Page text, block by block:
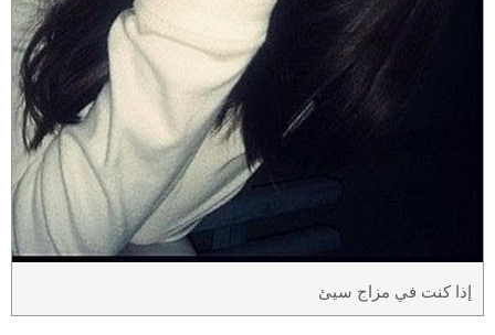
إذا كنت في مزاج سيئ